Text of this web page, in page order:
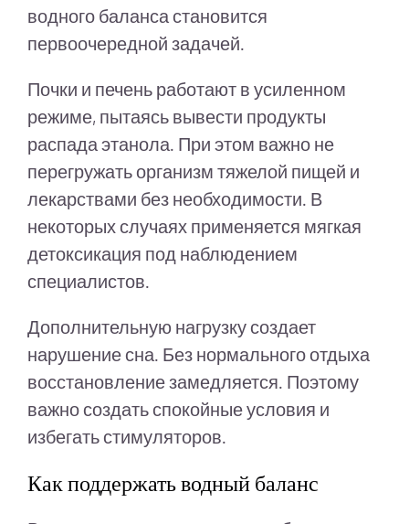
водного баланса становится
первоочередной задачей.
Почки и печень работают в усиленном
режиме, пытаясь вывести продукты
распада этанола. При этом важно не
перегружать организм тяжелой пищей и
лекарствами без необходимости. В
некоторых случаях применяется мягкая
детоксикация под наблюдением
специалистов.
Дополнительную нагрузку создает
нарушение сна. Без нормального отдыха
восстановление замедляется. Поэтому
важно создать спокойные условия и
избегать стимуляторов.
Как поддержать водный баланс